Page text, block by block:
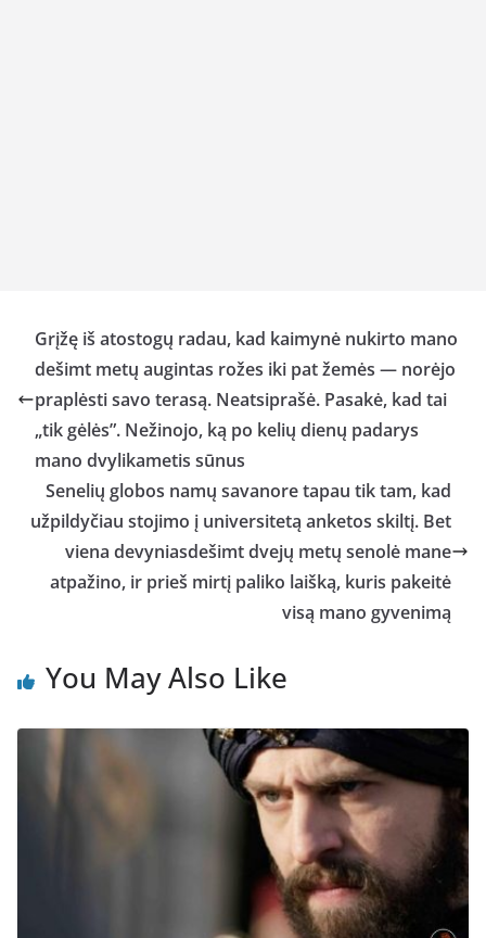
Grįžę iš atostogų radau, kad kaimynė nukirto mano
dešimt metų augintas rožes iki pat žemės — norėjo
praplėsti savo terasą. Neatsiprašė. Pasakė, kad tai
„tik gėlės”. Nežinojo, ką po kelių dienų padarys
mano dvylikametis sūnus
Senelių globos namų savanore tapau tik tam, kad
užpildyčiau stojimo į universitetą anketos skiltį. Bet
viena devyniasdešimt dvejų metų senolė mane
atpažino, ir prieš mirtį paliko laišką, kuris pakeitė
visą mano gyvenimą
You May Also Like